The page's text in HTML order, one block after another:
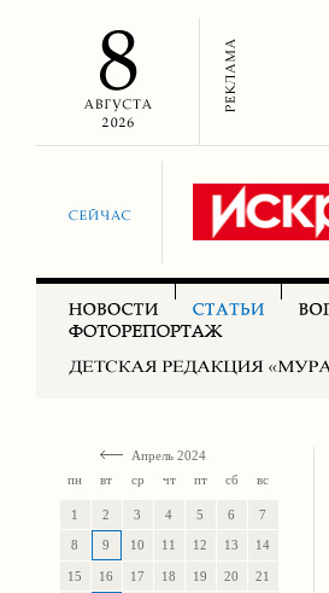
Апрель 2024
пн
вт ср чт пт сб вс
1 2 3 4 5 6 7
8 9 10 11 12 13 14
15 16 17 18 19 20 21